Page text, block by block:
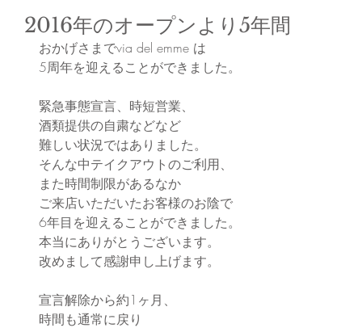
2016年のオープンより5年間
おかげさまでvia del emme は
5周年を迎えることができました。
緊急事態宣言、時短営業、
酒類提供の自粛などなど
難しい状況ではありました。
そんな中テイクアウトのご利用、
また時間制限があるなか
ご来店いただいたお客様のお陰で
6年目を迎えることができました。
本当にありがとうございます。
改めまして感謝申し上げます。
宣言解除から約1ヶ月、
時間も通常に戻り